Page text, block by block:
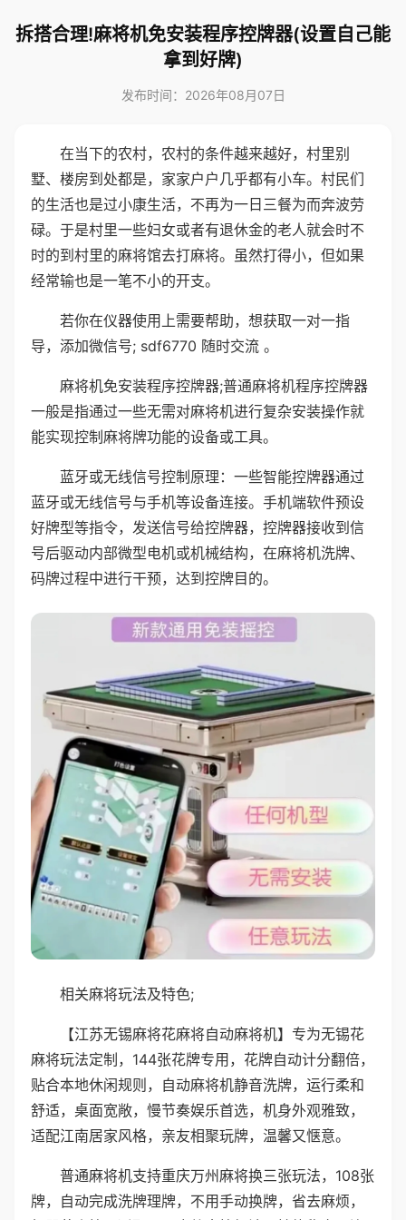
拆搭合理!麻将机免安装程序控牌器(设置自己能
拿到好牌)
发布时间：2026年08月07日
在当下的农村，农村的条件越来越好，村里别
墅、楼房到处都是，家家户户几乎都有小车。村民们
的生活也是过小康生活，不再为一日三餐为而奔波劳
碌。于是村里一些妇女或者有退休金的老人就会时不
时的到村里的麻将馆去打麻将。虽然打得小，但如果
经常输也是一笔不小的开支。
若你在仪器使用上需要帮助，想获取一对一指
导，添加微信号; sdf6770 随时交流 。
麻将机免安装程序控牌器;普通麻将机程序控牌器
一般是指通过一些无需对麻将机进行复杂安装操作就
能实现控制麻将牌功能的设备或工具。
蓝牙或无线信号控制原理：一些智能控牌器通过
蓝牙或无线信号与手机等设备连接。手机端软件预设
好牌型等指令，发送信号给控牌器，控牌器接收到信
号后驱动内部微型电机或机械结构，在麻将机洗牌、
码牌过程中进行干预，达到控牌目的。
相关麻将玩法及特色;
【江苏无锡麻将花麻将自动麻将机】专为无锡花
麻将玩法定制，144张花牌专用，花牌自动计分翻倍，
贴合本地休闲规则，自动麻将机静音洗牌，运行柔和
舒适，桌面宽敞，慢节奏娱乐首选，机身外观雅致，
适配江南居家风格，亲友相聚玩牌，温馨又惬意。
普通麻将机支持重庆万州麻将换三张玩法，108张
牌，自动完成洗牌理牌，不用手动换牌，省去麻烦，